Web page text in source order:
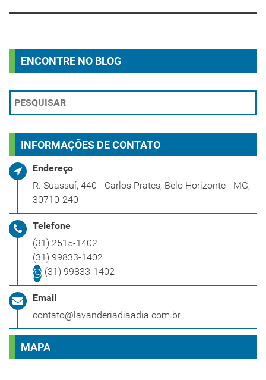
ENCONTRE NO BLOG
INFORMAÇÕES DE CONTATO
Endereço
R. Suassuí, 440 - Carlos Prates, Belo Horizonte - MG,
30710-240
Telefone
(31) 2515-1402
(31) 99833-1402
(31) 99833-1402
Email
contato@lavanderiadiaadia.com.br
MAPA